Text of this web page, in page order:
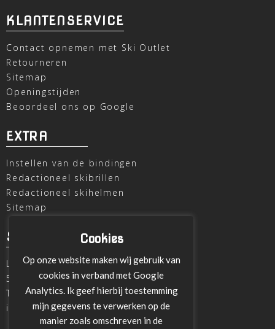
KLANTENSERVICE
Contact opnemen met Ski Outlet
Retourneren
Sitemap
Openingstijden
Beoordeel ons op Google
EXTRA
Instellen van de bindingen
Redactioneel skibrillen
Redactioneel skihelmen
Sitemap
SKI OUTLET
Laagheidehof 8
5804 XC Venray
T
+31 478 515696
info@ski-outlet-venray.nl
Cookies
Op onze website maken wij gebruik van
cookies in verband met Google
Analytics. Ik geef hierbij toestemming
mijn gegevens te verwerken op de
manier zoals omschreven in de